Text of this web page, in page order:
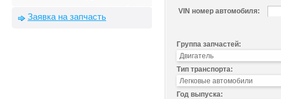
Заявка на запчасть
VIN номер автомобиля:
Группа запчастей:
Тип транспорта:
Год выпуска: